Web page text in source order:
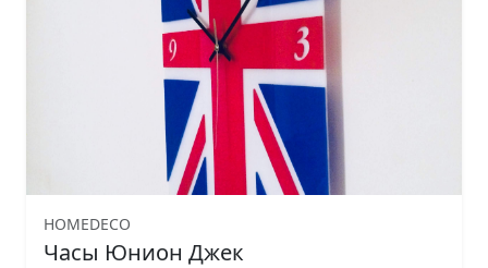
HOMEDECO
Часы Юнион Джек